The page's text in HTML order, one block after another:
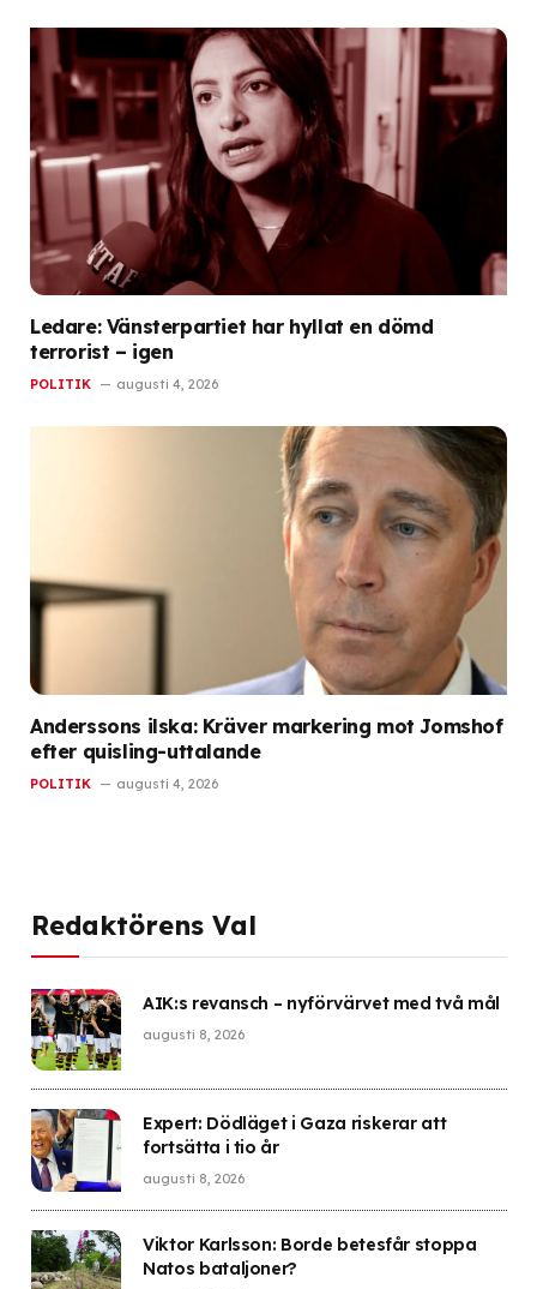
Ledare: Vänsterpartiet har hyllat en dömd
terrorist – igen
POLITIK augusti 4, 2026
Anderssons ilska: Kräver markering mot Jomshof
efter quisling-uttalande
POLITIK augusti 4, 2026
Redaktörens Val
AIK:s revansch – nyförvärvet med två mål
augusti 8, 2026
Expert: Dödläget i Gaza riskerar att
fortsätta i tio år
augusti 8, 2026
Viktor Karlsson: Borde betesfår stoppa
Natos bataljoner?